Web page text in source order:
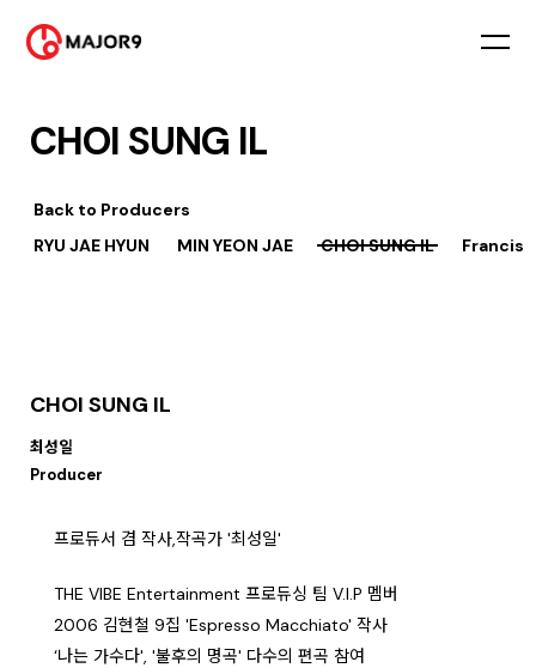
CHOI SUNG IL
Back to Producers
RYU JAE HYUN
MIN YEON JAE CHOI SUNG IL Francis
CHOI SUNG IL
최성일
Producer
프로듀서 겸 작사,작곡가 '최성일'
THE VIBE Entertainment 프로듀싱 팀 V.I.P 멤버
2006 김현철 9집 'Espresso Macchiato' 작사
‘나는 가수다', '불후의 명곡' 다수의 편곡 참여